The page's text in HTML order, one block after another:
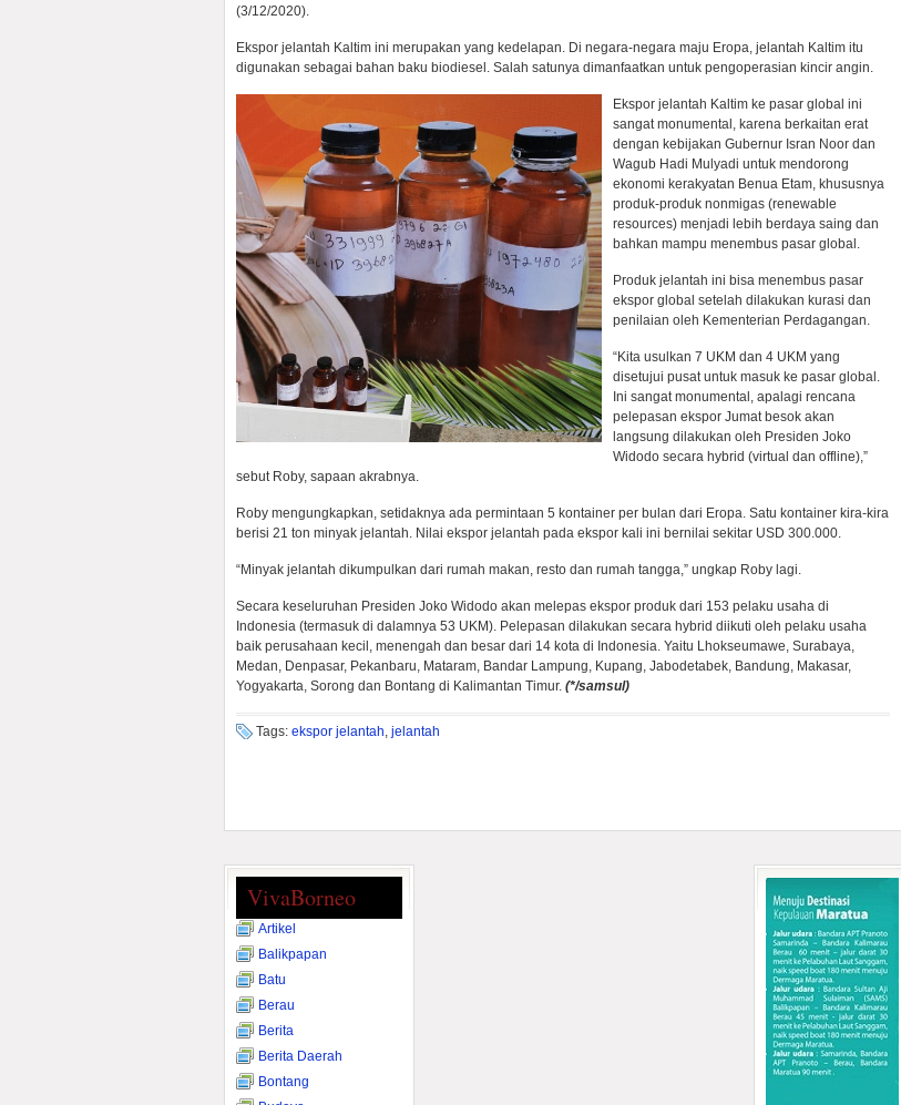
(3/12/2020).
Ekspor jelantah Kaltim ini merupakan yang kedelapan. Di negara-negara maju Eropa, jelantah Kaltim itu
digunakan sebagai bahan baku biodiesel. Salah satunya dimanfaatkan untuk pengoperasian kincir angin.
Ekspor jelantah Kaltim ke pasar global ini
sangat monumental, karena berkaitan erat
dengan kebijakan Gubernur Isran Noor dan
Wagub Hadi Mulyadi untuk mendorong
ekonomi kerakyatan Benua Etam, khususnya
produk-produk nonmigas (renewable
resources) menjadi lebih berdaya saing dan
bahkan mampu menembus pasar global.
Produk jelantah ini bisa menembus pasar
ekspor global setelah dilakukan kurasi dan
penilaian oleh Kementerian Perdagangan.
“Kita usulkan 7 UKM dan 4 UKM yang
disetujui pusat untuk masuk ke pasar global.
Ini sangat monumental, apalagi rencana
pelepasan ekspor Jumat besok akan
langsung dilakukan oleh Presiden Joko
Widodo secara hybrid (virtual dan offline),”
sebut Roby, sapaan akrabnya.
Roby mengungkapkan, setidaknya ada permintaan 5 kontainer per bulan dari Eropa. Satu kontainer kira-kira
berisi 21 ton minyak jelantah. Nilai ekspor jelantah pada ekspor kali ini bernilai sekitar USD 300.000.
“Minyak jelantah dikumpulkan dari rumah makan, resto dan rumah tangga,” ungkap Roby lagi.
Secara keseluruhan Presiden Joko Widodo akan melepas ekspor produk dari 153 pelaku usaha di
Indonesia (termasuk di dalamnya 53 UKM). Pelepasan dilakukan secara hybrid diikuti oleh pelaku usaha
baik perusahaan kecil, menengah dan besar dari 14 kota di Indonesia. Yaitu Lhokseumawe, Surabaya,
Medan, Denpasar, Pekanbaru, Mataram, Bandar Lampung, Kupang, Jabodetabek, Bandung, Makasar,
Yogyakarta, Sorong dan Bontang di Kalimantan Timur. (*/samsul)
Tags: ekspor jelantah, jelantah
VivaBorneo
Artikel
Balikpapan
Batu
Berau
Berita
Berita Daerah
Bontang